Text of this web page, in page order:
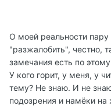
О моей реальности пару
"разжалобить", честно,
замечания есть по
У кого горит, у меня, у
тему? Не знаю. И не
подозрения и намёки на